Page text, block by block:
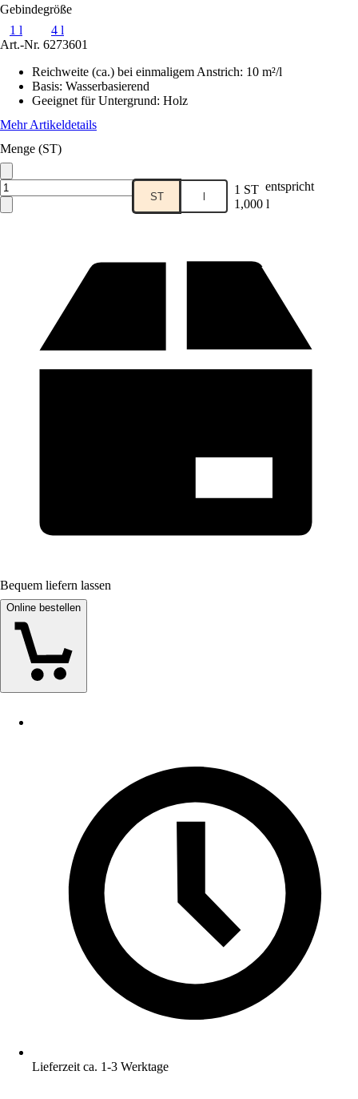
Gebindegröße
1 l
4 l
Art.-Nr. 6273601
Reichweite (ca.) bei einmaligem Anstrich: 10 m²/l
Basis: Wasserbasierend
Geeignet für Untergrund: Holz
Mehr Artikeldetails
Menge (ST)
ST l 1 ST entspricht
1,000 l
Bequem liefern lassen
Online bestellen
Lieferzeit ca. 1-3 Werktage